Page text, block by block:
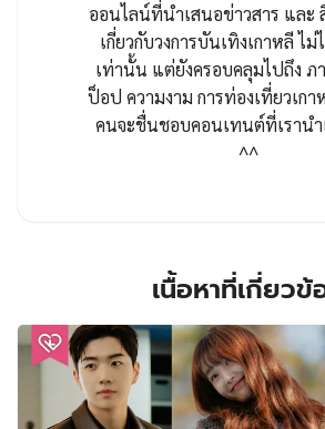
ออนไลน์ที่นำเสนอข่าวสาร และ
เกี่ยวกับวงการบันเทิงเกาหลี ไ
เท่านั้น แต่ยังครอบคลุมไปถึง ภ
ป็อป ความงาม การท่องเที่ยวเกา
คนจะชื่นชอบคอนเทนต์ที่เรานำ
^^
เนื้อหาที่เกี่ยวข้